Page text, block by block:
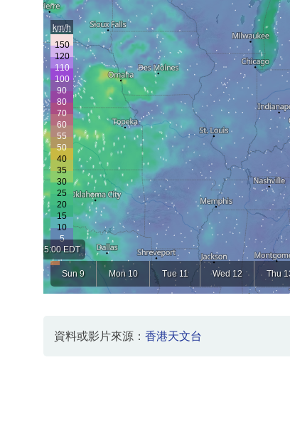
資料或影片來源： 香港天文台